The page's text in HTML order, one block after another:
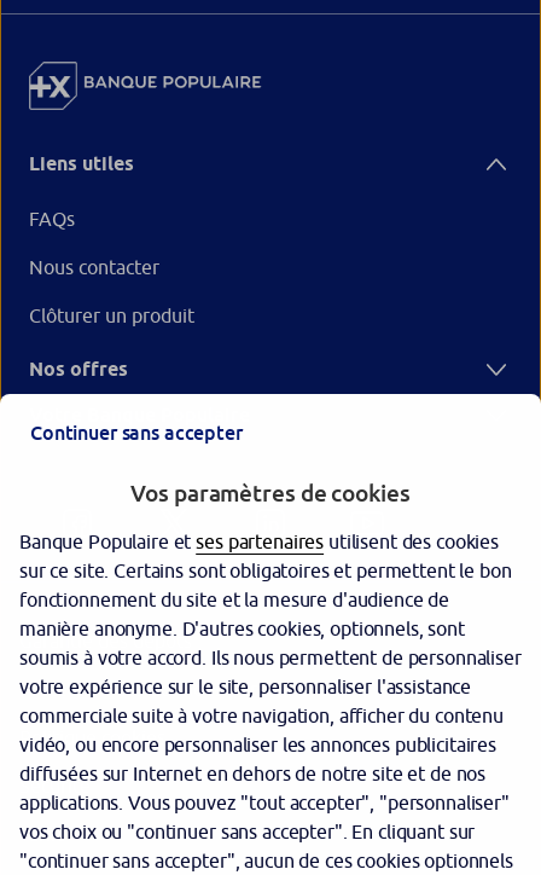
Liens utiles
FAQs
Nous contacter
Clôturer un produit
Nos offres
Garantie des dépôts
Protection des données personnelles
Politique cookies
Sécurité
Tarifs
Continuer sans accepter
Vos paramètres de cookies
Banque Populaire etses partenaires utilisent des cookies
sur ce site. Certains sont obligatoires et permettent le bon
fonctionnement du site et la mesure d'audience de
manière anonyme. D'autres cookies, optionnels, sont
soumis à votre accord. Ils nous permettent de personnaliser
votre expérience sur le site, personnaliser l'assistance
commerciale suite à votre navigation, afficher du contenu
vidéo, ou encore personnaliser les annonces publicitaires
diffusées sur Internet en dehors de notre site et de nos
applications. Vous pouvez "tout accepter", "personnaliser"
vos choix ou "continuer sans accepter". En cliquant sur
"continuer sans accepter", aucun de ces cookies optionnels